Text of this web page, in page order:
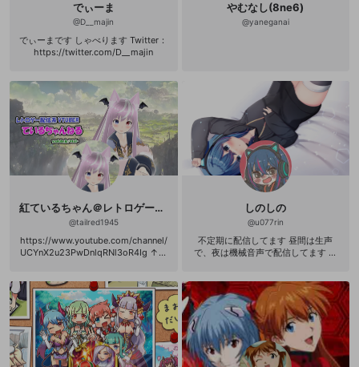
でぃーま
@D__majin
でぃーまです しゃべります Twitter：
https://twitter.com/D__majin
やむなし(8ne6)
@yaneganai
紅ているちゃん＠レトロゲームVTUBEＲ
@tailred1945
https://www.youtube.com/channel/
UCYnX2u23PwDnlqRNl3oR4Ig ↑メ
Twitch：https://www.twitch.tv/tailr
ed1945 Openrec：https://www.ope
nrec.tv/user/tailred1945 ツイキャ
ス：https://twitcasting.tv/g:115573
418689275227911 Official site：htt
ps://tail.ww3.jp Twitter：https://tw
itter.com/astora1
しのしの
@u077rin
不定期に配信してます 昼間は生声
で、夜は機械音声で配信してます ス